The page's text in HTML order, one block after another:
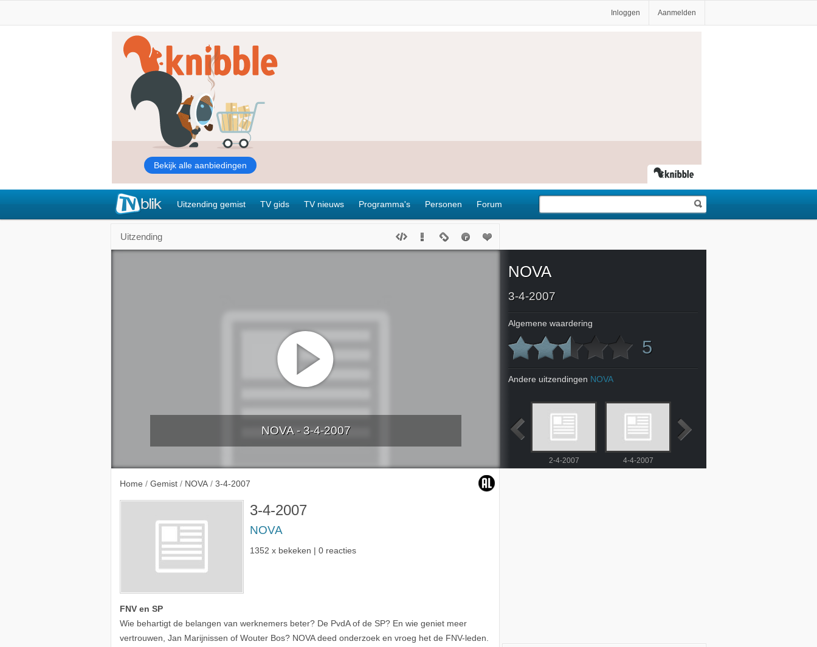
Inloggen Aanmelden
Uitzending gemist TV gids TV nieuws Programma's Personen Forum
Uitzending
NOVA - 3-4-2007
Home / Gemist / NOVA / 3-4-2007
3-4-2007
NOVA
1352 x bekeken | 0 reacties
FNV en SP
Wie behartigt de belangen van werknemers beter? De PvdA of de SP? En wie geniet meer
vertrouwen, Jan Marijnissen of Wouter Bos? NOVA deed onderzoek en vroeg het de FNV-leden.
NOVA
3-4-2007
Algemene waardering
5
Andere uitzendingen NOVA
2-4-2007 4-4-2007